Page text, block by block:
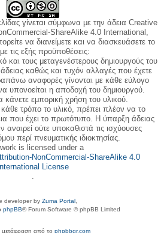
γίνεται σύμφωνα με την άδεια Creative
ShareAlike 4.0 International,
να διανείμετε και να διασκευάσετε το
τις εξής προϋποθέσεις:
και τους μεταγενέστερους δημιουργούς του
καθώς και τυχόν αλλαγές που έχετε
αναφορές γίνονται με κάθε εύλογο
υπονοείται η αποδοχή του δημιουργού.
κάνετε εμπορική χρήση του υλικού.
τρόπο το υλικό, πρέπει πλέον να το
που έχει το πρωτότυπο. Η ύπαρξη άδειας
ούτε υποκαθιστά τις ισχύουσες
περί πνευματικής ιδιοκτησίας.
is licensed under a
NonCommercial-ShareAlike 4.0
International License
.
developer by Zuma Portal
phpBB® Forum Software © phpBB Limited
μετάφραση από το phpbbgr.com